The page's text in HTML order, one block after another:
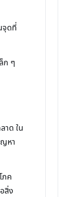
จุดที่
ก ๆ
าด ใน
หา
ภค
สิ่ง